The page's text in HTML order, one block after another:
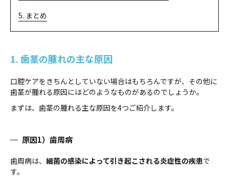
5. まとめ
1. 歯茎の腫れの主な原因
口腔ケアをきちんとしていない場合はもちろんですが、その他に
歯茎が腫れる原因にはどのようなものがあるのでしょうか。
まずは、歯茎の腫れる主な原因を4つご紹介します。
原因1）歯周病
歯周病は、 細菌の感染によって引き起こされる炎症性の疾患で
す。